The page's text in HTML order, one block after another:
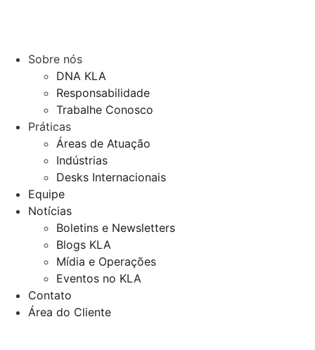
Sobre nós
DNA KLA
Responsabilidade
Trabalhe Conosco
Práticas
Áreas de Atuação
Indústrias
Desks Internacionais
Equipe
Notícias
Boletins e Newsletters
Blogs KLA
Mídia e Operações
Eventos no KLA
Contato
Área do Cliente